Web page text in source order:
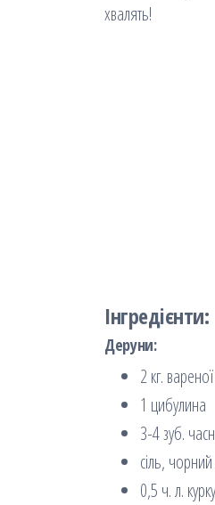
хвалять!
Інгредієнти:
Деруни:
2 кг.
1 цибулина
3-4 зуб.
сіль,
0,5 ч. л.